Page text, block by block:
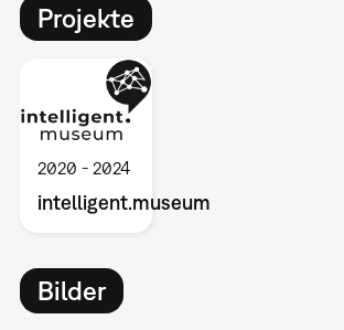
Projekte
2020 2024
intelligent.museum
Bilder